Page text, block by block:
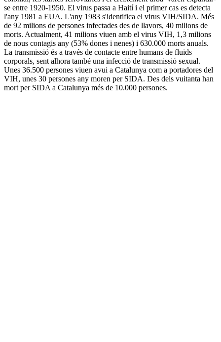
se entre 1920-1950. El virus passa a Haití i el primer cas es detecta
l'any 1981 a EUA. L'any 1983 s'identifica el virus VIH/SIDA. Més
de 92 milions de persones infectades des de llavors, 40 milions de
morts. Actualment, 41 milions viuen amb el virus VIH, 1,3 milions
de nous contagis any (53% dones i nenes) i 630.000 morts anuals.
La transmissió és a través de contacte entre humans de fluids
corporals, sent alhora també una infecció de transmissió sexual.
Unes 36.500 persones viuen avui a Catalunya com a portadores del
VIH, unes 30 persones any moren per SIDA. Des dels vuitanta han
mort per SIDA a Catalunya més de 10.000 persones.